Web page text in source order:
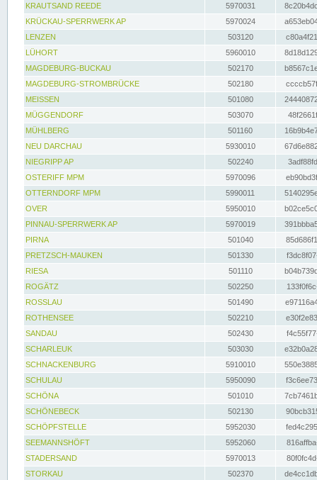
KRAUTSAND REEDE
5970031
KRÜCKAU-SPERRWERK AP
5970024
LENZEN
503120
LÜHORT
5960010
MAGDEBURG-BUCKAU
502170
MAGDEBURG-STROMBRÜCKE
502180
MEISSEN
501080
MÜGGENDORF
503070
MÜHLBERG
501160
NEU DARCHAU
5930010
NIEGRIPP AP
502240
OSTERIFF MPM
5970096
OTTERNDORF MPM
5990011
OVER
5950010
PINNAU-SPERRWERK AP
5970019
PIRNA
501040
PRETZSCH-MAUKEN
501330
RIESA
501110
ROGÄTZ
502250
ROSSLAU
501490
ROTHENSEE
502210
SANDAU
502430
SCHARLEUK
503030
SCHNACKENBURG
5910010
SCHULAU
5950090
SCHÖNA
501010
SCHÖNEBECK
502130
SCHÖPFSTELLE
5952030
SEEMANNSHÖFT
5952060
STADERSAND
5970013
STORKAU
502370